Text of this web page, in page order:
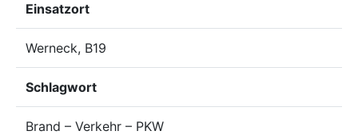
Einsatzort
Werneck, B19
Schlagwort
Brand – Verkehr – PKW